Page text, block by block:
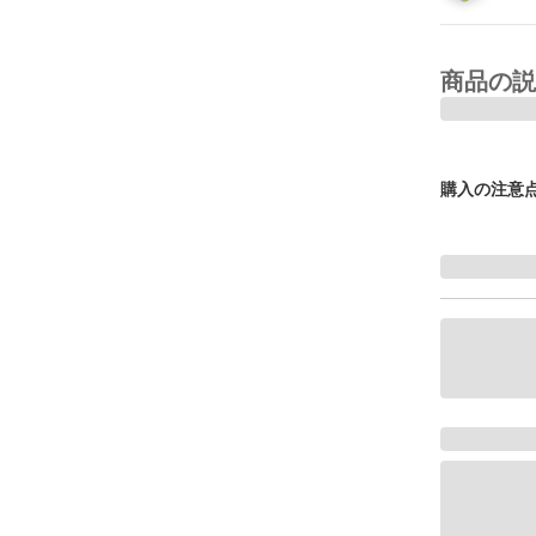
商品の
購入の注意